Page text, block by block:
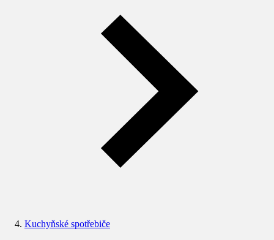
Kuchyňské spotřebiče